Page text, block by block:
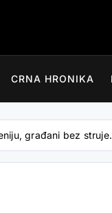
CRNA HRONIKA
građani bez